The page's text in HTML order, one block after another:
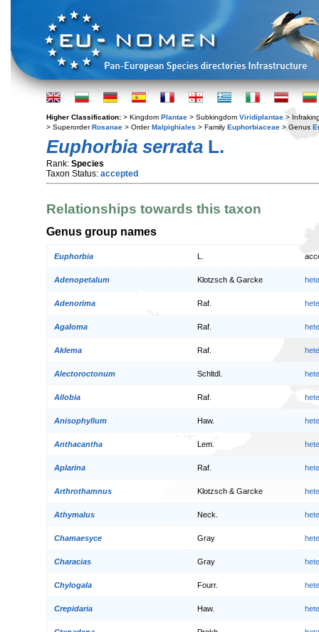
Higher Classification: > Kingdom Plantae > Subkingdom Viridiplantae >
> SuperorderRosanae > OrderMalpighiales > Family Euphorbiaceae > Genus
Euphorbia serrata L.
Rank: Species
Taxon Status: accepted
Relationships towards this taxon
Genus group names
Euphorbia
Adenopetalum Klotzsch & Garcke
Adenorima Raf.
Agaloma Raf.
Aklema Raf.
Alectoroctonum Schltdl.
Allobia Raf.
Anisophyllum Haw.
Anthacantha Lem.
Aplarina Raf.
Arthrothamnus Klotzsch & Garcke
Athymalus Neck.
Chamaesyce Gray
Characias Gray
Chylogala Fourr.
Crepidaria Haw.